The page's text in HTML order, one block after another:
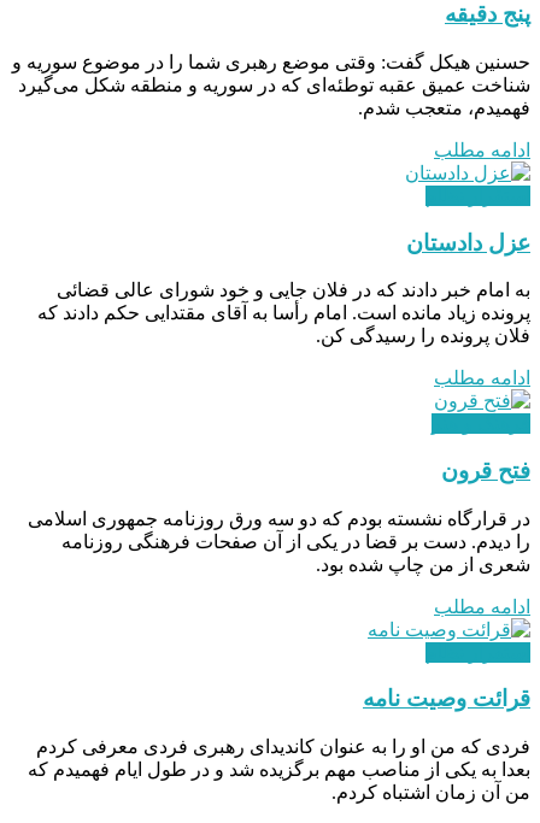
پنج دقیقه
حسنین هیکل گفت: وقتی موضع رهبری شما را در موضوع سوریه و
شناخت عمیق عقبه توطئه‌ای که در سوریه و منطقه شکل می‌گیرد
فهمیدم، متعجب شدم.
ادامه مطلب
عزل دادستان
به امام خبر دادند که در فلان جایی و خود شورای عالی قضائی
پرونده زیاد مانده است. امام رأسا به آقای مقتدایی حکم دادند که
فلان پرونده را رسیدگی کن.
ادامه مطلب
فتح قرون
در قرارگاه نشسته بودم که دو سه ورق روزنامه‌ جمهوری اسلامی
را دیدم. دست بر قضا در یکی از آن صفحات فرهنگی روزنامه
شعری از من چاپ شده بود.
ادامه مطلب
قرائت وصیت‌ نامه
فردی که من او را به عنوان کاندیدای رهبری فردی معرفی کردم
بعدا به یکی از مناصب مهم برگزیده شد و در طول ایام فهمیدم که
من آن زمان اشتباه کردم.